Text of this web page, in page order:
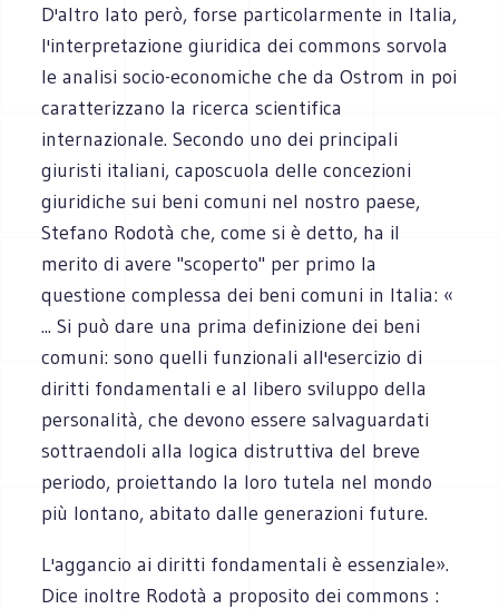
D'altro lato però, forse particolarmente in Italia,
l'interpretazione giuridica dei commons sorvola
le analisi socio-economiche che da Ostrom in poi
caratterizzano la ricerca scientifica
internazionale. Secondo uno dei principali
giuristi italiani, caposcuola delle concezioni
giuridiche sui beni comuni nel nostro paese,
Stefano Rodotà che, come si è detto, ha il
merito di avere "scoperto" per primo la
questione complessa dei beni comuni in Italia: «
... Si può dare una prima definizione dei beni
comuni: sono quelli funzionali all'esercizio di
diritti fondamentali e al libero sviluppo della
personalità, che devono essere salvaguardati
sottraendoli alla logica distruttiva del breve
periodo, proiettando la loro tutela nel mondo
più lontano, abitato dalle generazioni future.
L'aggancio ai diritti fondamentali è essenziale».
Dice inoltre Rodotà a proposito dei commons :